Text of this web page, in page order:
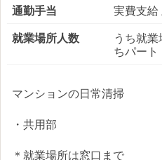
通勤手当 実費支給
就業場所人数
うち就
ちパート
マンションの日常清掃
・共用部
＊就業場所は窓口まで